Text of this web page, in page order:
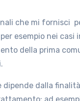
che mi fornisci
per esempio nei
della prima
dalla